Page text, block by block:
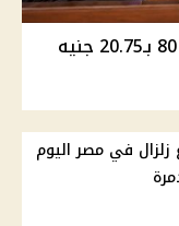
أسعار الوقود في مصر اليوم .. بنزين 80 بـ20.75 جنيه
في مصر اليوم